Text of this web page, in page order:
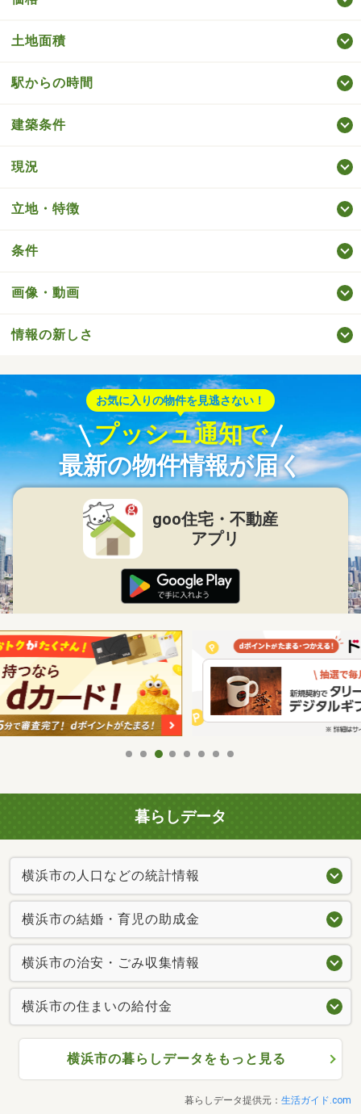
土地面積
駅からの時間
建築条件
現況
立地・特徴
条件
画像・動画
情報の新しさ
お気に入りの物件を見逃さない！
プッシュ通知で
最新の物件情報が届く
goo住宅・不動産
アプリ
暮らしデータ
横浜市の人口などの統計情報
横浜市の結婚・育児の助成金
横浜市の治安・ごみ収集情報
横浜市の住まいの給付金
横浜市の暮らしデータをもっと見る
暮らしデータ提供元： 生活ガイド.com